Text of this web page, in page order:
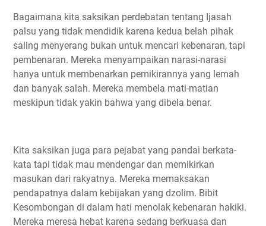
Bagaimana kita saksikan perdebatan tentang Ijasah
palsu yang tidak mendidik karena kedua belah pihak
saling menyerang bukan untuk mencari kebenaran, tapi
pembenaran. Mereka menyampaikan narasi-narasi
hanya untuk membenarkan pemikirannya yang lemah
dan banyak salah. Mereka membela mati-matian
meskipun tidak yakin bahwa yang dibela benar.
Kita saksikan juga para pejabat yang pandai berkata-
kata tapi tidak mau mendengar dan memikirkan
masukan dari rakyatnya. Mereka memaksakan
pendapatnya dalam kebijakan yang dzolim. Bibit
Kesombongan di dalam hati menolak kebenaran hakiki.
Mereka meresa hebat karena sedang berkuasa dan